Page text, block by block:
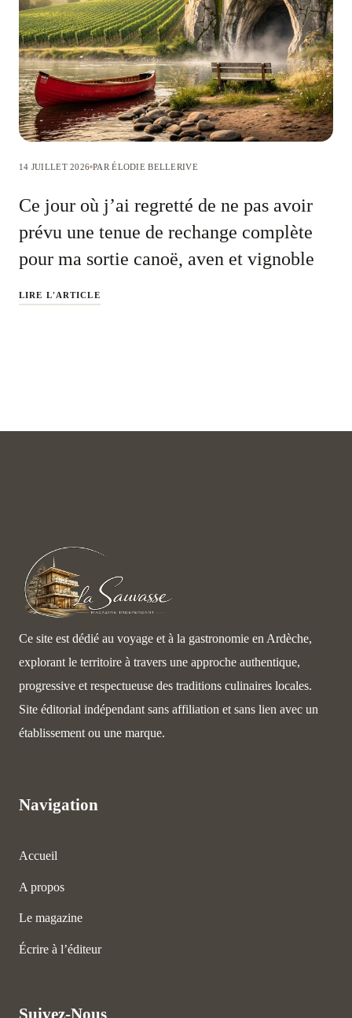
14 JUILLET 2026 PAR ÉLODIE BELLERIVE
Ce jour où j’ai regretté de ne pas avoir
prévu une tenue de rechange complète
pour ma sortie canoë, aven et vignoble
LIRE L'ARTICLE
Ce site est dédié au voyage et à la gastronomie en Ardèche,
explorant le territoire à travers une approche authentique,
progressive et respectueuse des traditions culinaires locales.
Site éditorial indépendant sans affiliation et sans lien avec un
établissement ou une marque.
Navigation
Accueil
A propos
Le magazine
Écrire à l’éditeur
Suivez-Nous